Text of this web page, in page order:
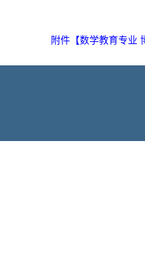
附件【数学教育专业